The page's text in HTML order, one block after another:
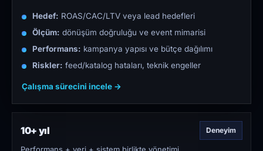
Hedef: ROAS/CAC/LTV veya lead hedefleri
Ölçüm: dönüşüm doğruluğu ve event mimarisi
Performans: kampanya yapısı ve bütçe dağılımı
Riskler: feed/katalog hataları, teknik engeller
Çalışma sürecini incele →
10+ yıl Deneyim